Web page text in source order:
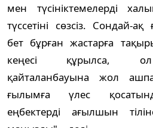
мен түсініктемелерді
түссетіні сөзсіз. Сондай-
бет бұрған жастарға
кеңесі құрылса, ол
қайталанбауына жол
ғылымға үлес
еңбектерді ағылшын